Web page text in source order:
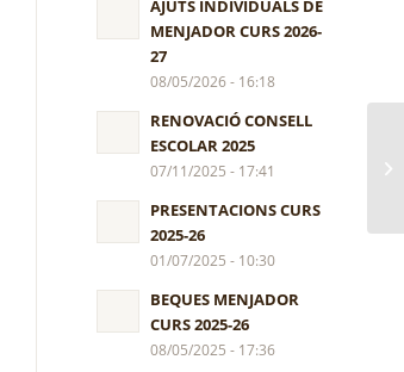
AJUTS INDIVIDUALS DE
MENJADOR CURS 2026-
27
08/05/2026 - 16:18
RENOVACIÓ CONSELL
ESCOLAR 2025
07/11/2025 - 17:41
PRESENTACIONS CURS
2025-26
01/07/2025 - 10:30
BEQUES MENJADOR
CURS 2025-26
08/05/2025 - 17:36